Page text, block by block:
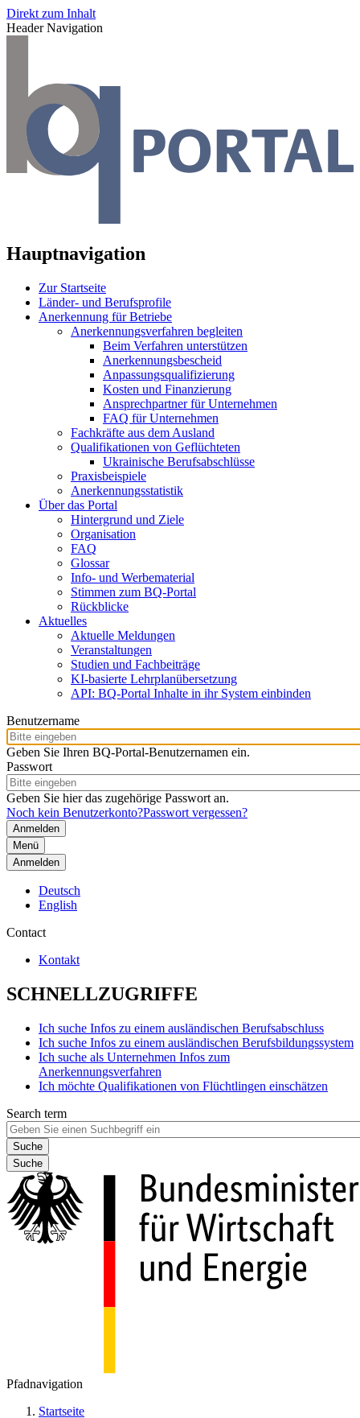
Direkt zum Inhalt
Header Navigation
Hauptnavigation
Zur Startseite
Länder- und Berufsprofile
Anerkennung für Betriebe
Anerkennungsverfahren begleiten
Beim Verfahren unterstützen
Anerkennungsbescheid
Anpassungsqualifizierung
Kosten und Finanzierung
Ansprechpartner für Unternehmen
FAQ für Unternehmen
Fachkräfte aus dem Ausland
Qualifikationen von Geflüchteten
Ukrainische Berufsabschlüsse
Praxisbeispiele
Anerkennungsstatistik
Über das Portal
Hintergrund und Ziele
Organisation
FAQ
Glossar
Info- und Werbematerial
Stimmen zum BQ-Portal
Rückblicke
Aktuelles
Aktuelle Meldungen
Veranstaltungen
Studien und Fachbeiträge
KI-basierte Lehrplanübersetzung
API: BQ-Portal Inhalte in ihr System einbinden
Benutzername
Geben Sie Ihren BQ-Portal-Benutzernamen ein.
Passwort
Geben Sie hier das zugehörige Passwort an.
Noch kein Benutzerkonto?Passwort vergessen?
Menü
Anmelden
Deutsch
English
Contact
Kontakt
SCHNELLZUGRIFFE
Ich suche Infos zu einem ausländischen Berufsabschluss
Ich suche Infos zu einem ausländischen Berufsbildungssystem
Ich suche als Unternehmen Infos zum
Anerkennungsverfahren
Ich möchte Qualifikationen von Flüchtlingen einschätzen
Search term
Suche
Pfadnavigation
Startseite